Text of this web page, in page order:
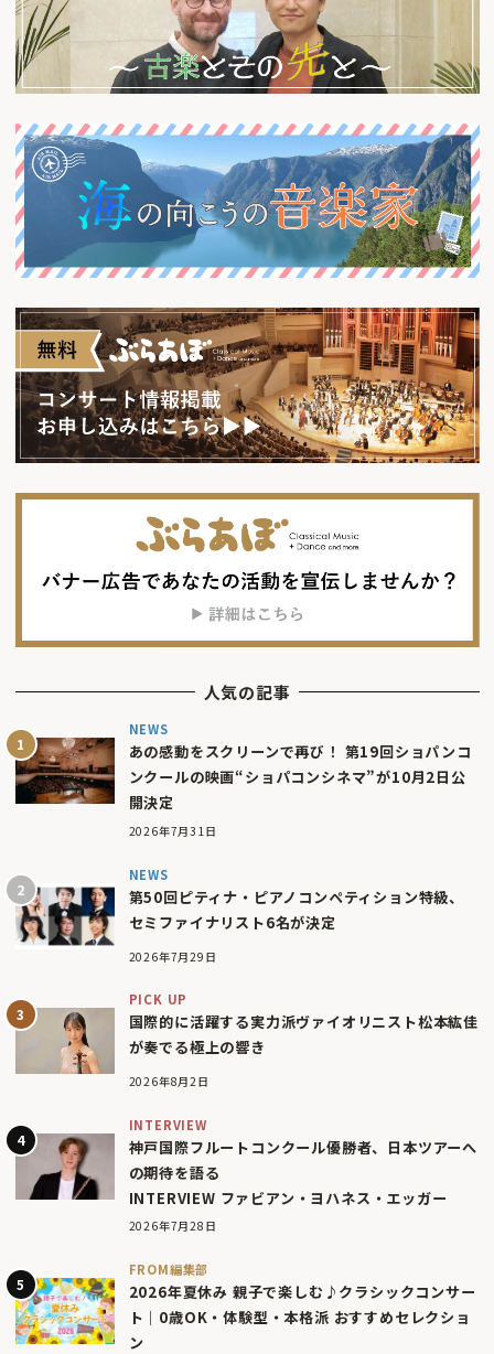
人気の記事
NEWS
あの感動をスクリーンで再び！ 第19回ショパンコ
ンクールの映画“ショパコンシネマ”が10月2日公
開決定
2026年7月31日
NEWS
第50回ピティナ・ピアノコンペティション特級、
セミファイナリスト6名が決定
2026年7月29日
PICK UP
国際的に活躍する実力派ヴァイオリニスト松本紘佳
が奏でる極上の響き
2026年8月2日
INTERVIEW
神戸国際フルートコンクール優勝者、日本ツアーへ
の期待を語る
INTERVIEW ファビアン・ヨハネス・エッガー
2026年7月28日
FROM編集部
2026年夏休み 親子で楽しむ♪クラシックコンサー
ト｜0歳OK・体験型・本格派 おすすめセレクショ
ン